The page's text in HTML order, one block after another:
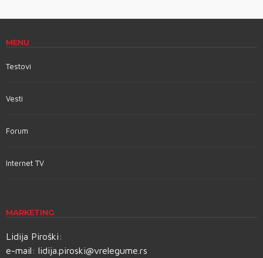
MENU
Testovi
Vesti
Forum
Internet TV
MARKETING
Lidija Piroški:
e-mail: lidija.piroski@vrelegume.rs